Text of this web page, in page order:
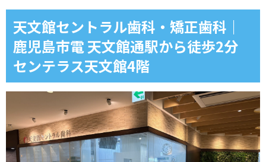
天文館セントラル歯科・矯正歯科｜
鹿児島市電 天文館通駅から徒歩2分
センテラス天文館4階